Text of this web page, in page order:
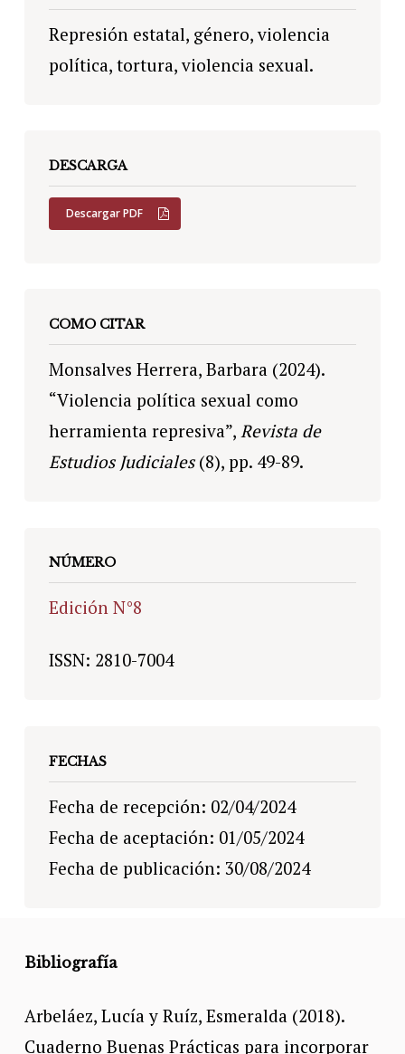
Represión estatal, género, violencia
política, tortura, violencia sexual.
DESCARGA
Descargar PDF
COMO CITAR
Monsalves Herrera, Barbara (2024).
“Violencia política sexual como
herramienta represiva”, Revista de
Estudios Judiciales(8), pp. 49-89.
NÚMERO
Edición N°8
ISSN: 2810-7004
FECHAS
Fecha de recepción: 02/04/2024
Fecha de aceptación: 01/05/2024
Fecha de publicación: 30/08/2024
Bibliografía
Arbeláez, Lucía y Ruíz, Esmeralda (2018).
Cuaderno Buenas Prácticas para incorporar